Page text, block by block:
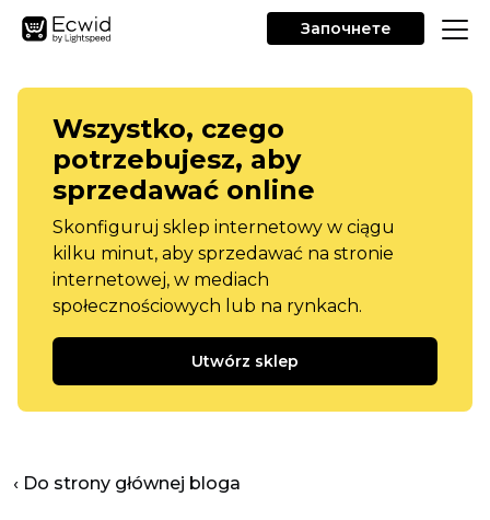
Започнете
Wszystko, czego
potrzebujesz, aby
sprzedawać online
Skonfiguruj sklep internetowy w ciągu
kilku minut, aby sprzedawać na stronie
internetowej, w mediach
społecznościowych lub na rynkach.
Utwórz sklep
‹ Do strony głównej bloga